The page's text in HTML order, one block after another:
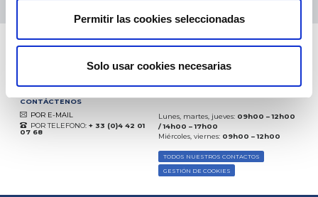
Permitir las cookies seleccionadas
Solo usar cookies necesarias
CONTÁCTENOS
POR E-MAIL
POR TELEFONO: + 33 (0)4 42 01
07 68
Lunes, martes, jueves: 09h00 – 12h00
/ 14h00 – 17h00
Miércoles, viernes: 09h00 – 12h00
TODOS NUESTROS CONTACTOS
GESTIÓN DE COOKIES